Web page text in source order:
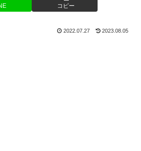
コピー
2022.07.27 2023.08.05